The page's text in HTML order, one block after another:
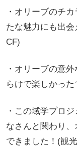
・オリーブのチ
たな魅力にも出
CF)
・オリーブの意
らけで楽しかっ
・この域学プロ
なさんと関わり
できました！(観